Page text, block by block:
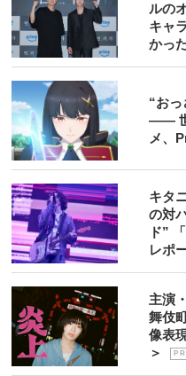
ルの
キャ
かっ
“お
―― 世
メ、
キタ
の対
ド”
レポ
主演
舞伎
像表
＞
P R